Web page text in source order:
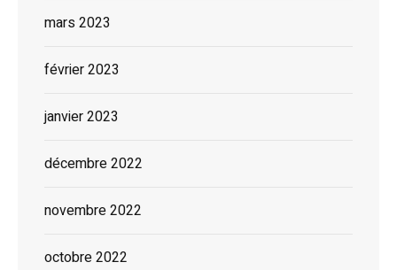
mars 2023
février 2023
janvier 2023
décembre 2022
novembre 2022
octobre 2022